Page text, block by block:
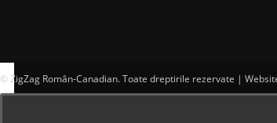
© ZigZag Român-Canadian. Toate dreptirile rezervate |